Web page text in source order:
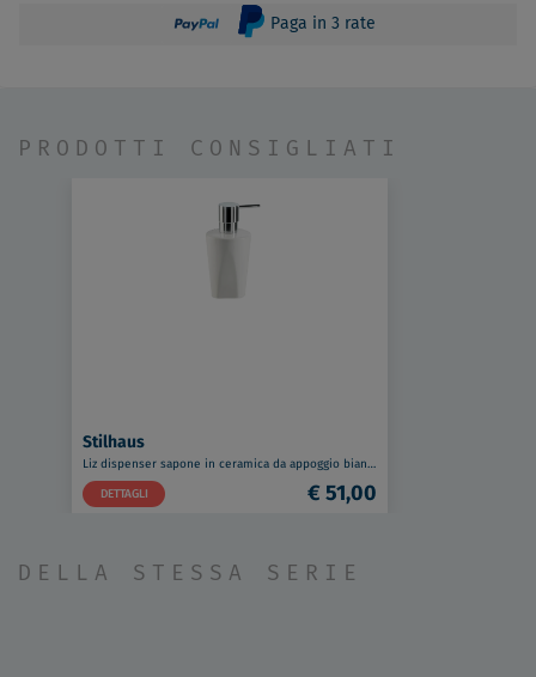
Paga in 3 rate
PRODOTTI CONSIGLIATI
Stilhaus
Liz dispenser sapone in ceramica da appoggio bianco codice prod: 000LZ30AP
DETTAGLI
€ 51,00
DELLA STESSA SERIE